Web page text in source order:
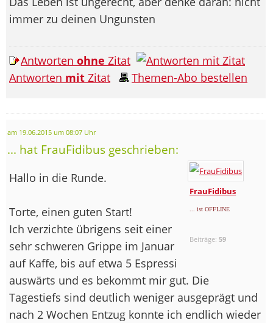
immer zu deinen Ungunsten
Antworten ohne Zitat
Antworten mit Zitat Themen-Abo bestellen
am 19.06.2015 um 08:07 Uhr
... hat FrauFidibus geschrieben:
FrauFidibus
... ist OFFLINE
Beiträge:59
Hallo in die Runde.
Torte, einen guten Start!
Ich verzichte übrigens seit einer
sehr schweren Grippe im Januar
auf Kaffe, bis auf etwa 5 Espressi
auswärts und es bekommt mir gut. Die
Tagestiefs sind deutlich weniger ausgeprägt und
nach 2 Wochen Entzug konnte ich endlich wieder